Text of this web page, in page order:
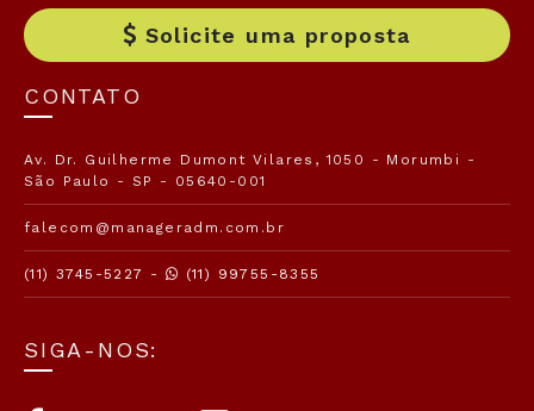
Solicite uma proposta
CONTATO
Av. Dr. Guilherme Dumont Vilares, 1050 - Morumbi -
São Paulo - SP - 05640-001
falecom@manageradm.com.br
(11) 3745-5227 - (11) 99755-8355
SIGA-NOS: